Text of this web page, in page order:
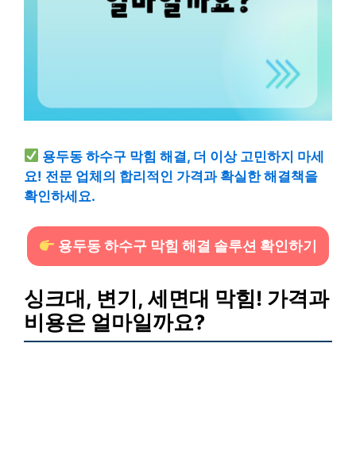
용두동 하수구 막힘 해결, 더 이상 고민하지 마세
요! 전문 업체의 합리적인 가격과 확실한 해결책을
확인하세요.
용두동 하수구 막힘 해결 솔루션 확인하기
싱크대, 변기, 세면대 막힘! 가격과
비용은 얼마일까요?